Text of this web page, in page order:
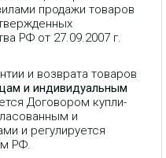
продажи товаров
РФ от 27.09.2007 г.
и возврата товаров
и индивидуальным
Договором купли-
и
и регулируется
РФ.